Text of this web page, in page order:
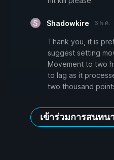
Shadowkire 6 พ.ค.
Thank you, it is
suggest setting
Movement to two
to lag as it
two thousand
เข้าร่วมการสนทน